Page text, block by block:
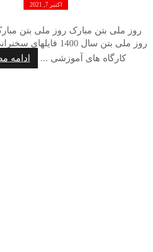
اکتبر 7, 2021
روز ملی بتن مبارک روز ملی بتن
روز ملی بتن سال 1400
کارگاه های آموزشی ...
ادامه